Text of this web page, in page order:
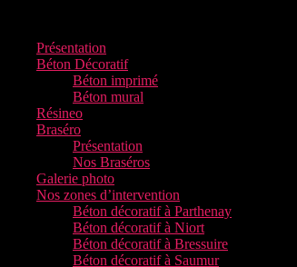
Présentation
Béton Décoratif
Béton imprimé
Béton mural
Résineo
Braséro
Présentation
Nos Braséros
Galerie photo
Nos zones d’intervention
Béton décoratif à Parthenay
Béton décoratif à Niort
Béton décoratif à Bressuire
Béton décoratif à Saumur